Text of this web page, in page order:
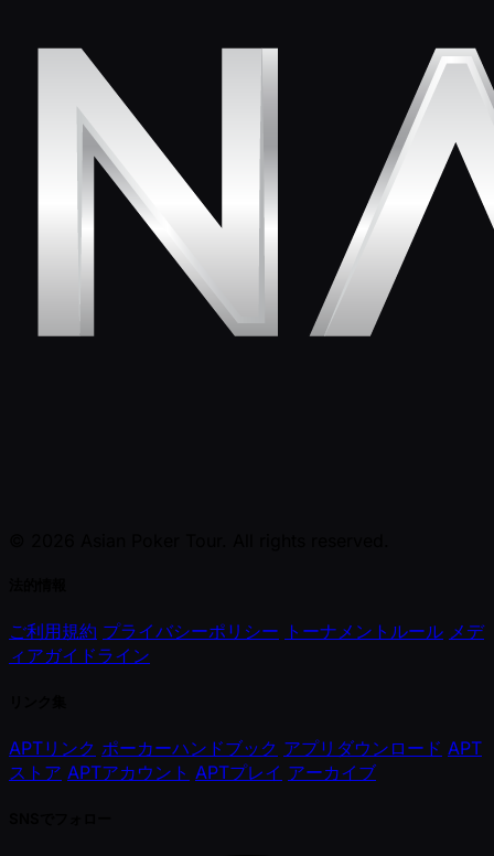
ご利用規約 プライバシーポリシー トーナメントルール メデ
ィアガイドライン
APTリンク ポーカーハンドブック アプリダウンロード APT
ストア APTアカウント APTプレイ アーカイブ